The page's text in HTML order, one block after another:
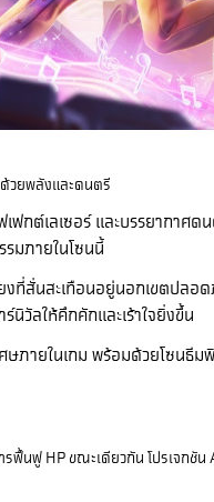
ด้วยพลังและดนตรี
ฟกต์เลเซอร์ และบรรยากาศดน
รมภายในโซนนี้
งที่สั่นสะเทือนอยู่นอกเขตปลอ
วัลให้คึกคักและเร้าใจยิ่งขึ้น
ศษภายในเกม พร้อมด้วยโซนธี
รฟื้นฟู HP ขณะเดียวกัน โปรเจกชั